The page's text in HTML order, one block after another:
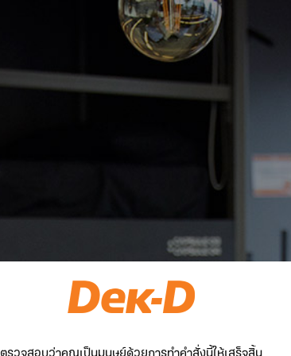
ตรวจสอบว่าคุณเป็นมนุษย์ด้วยการทำคำสั่งนี้ให้เสร็จสิ้น